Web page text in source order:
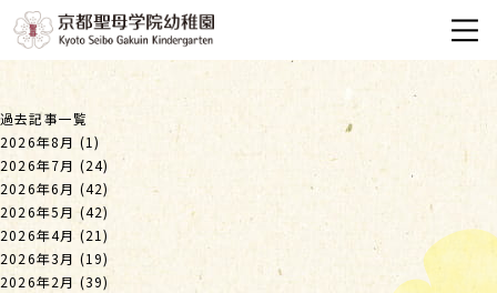
過去記事一覧
2026年8月 (1)
2026年7月 (24)
2026年6月 (42)
2026年5月 (42)
2026年4月 (21)
2026年3月 (19)
2026年2月 (39)